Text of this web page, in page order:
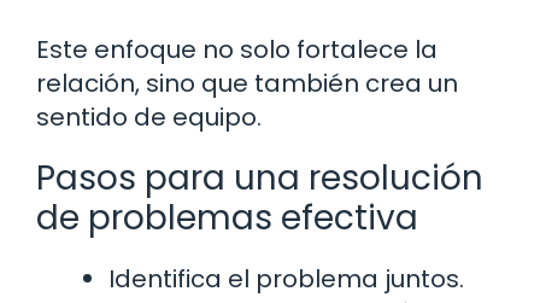
Este enfoque no solo fortalece la
relación, sino que también crea un
sentido de equipo.
Pasos para una resolución
de problemas efectiva
Identifica el problema juntos.